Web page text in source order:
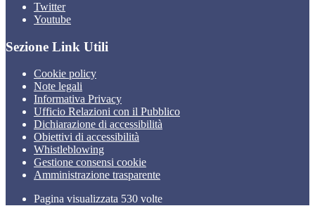
Twitter
Youtube
Sezione Link Utili
Cookie policy
Note legali
Informativa Privacy
Ufficio Relazioni con il Pubblico
Dichiarazione di accessibilità
Obiettivi di accessibilità
Whistleblowing
Gestione consensi cookie
Amministrazione trasparente
Pagina visualizzata 530 volte